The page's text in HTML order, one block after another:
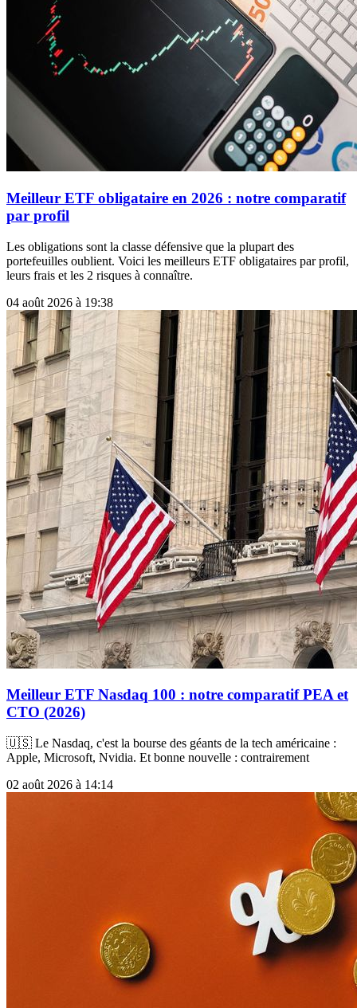
Meilleur ETF obligataire en 2026 : notre comparatif
par profil
Les obligations sont la classe défensive que la plupart des
portefeuilles oublient. Voici les meilleurs ETF obligataires par profil,
leurs frais et les 2 risques à connaître.
04 août 2026 à 19:38
Meilleur ETF Nasdaq 100 : notre comparatif PEA et
CTO (2026)
🇺🇸 Le Nasdaq, c'est la bourse des géants de la tech américaine :
Apple, Microsoft, Nvidia. Et bonne nouvelle : contrairement
02 août 2026 à 14:14